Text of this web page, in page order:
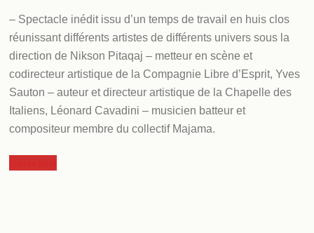
– Spectacle inédit issu d’un temps de travail en huis clos
réunissant différents artistes de différents univers sous la
direction de Nikson Pitaqaj – metteur en scène et
codirecteur artistique de la Compagnie Libre d’Esprit, Yves
Sauton – auteur et directeur artistique de la Chapelle des
Italiens, Léonard Cavadini – musicien batteur et
compositeur membre du collectif Majama.